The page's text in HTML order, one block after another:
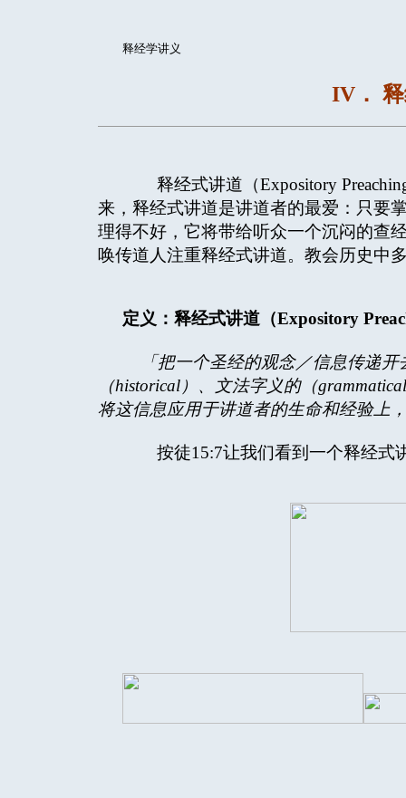
释经学讲义
IV．
释经式讲道（Expository
来，释经式讲道是讲道者的最爱：只要
理得不好，它将带给听众一个沉闷的查
唤传道人注重释经式讲道。教会历史中
定义：释经式讲道（Expository
「把一个圣经的观念／信息传递
（historical ）、文法字义的（grammatical
将这信息应用于讲道者的生命和经验上
按徒15:7让我们看到一个释经式